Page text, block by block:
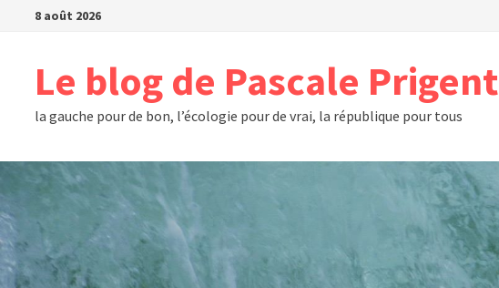
Passer8 août 2026
Le blog de Pascale Prigent
la gauche pour de bon, l’écologie pour de vrai, la république pour tous